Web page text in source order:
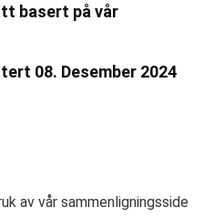
basert på vår
08. Desember 2024
av vår sammenligningsside